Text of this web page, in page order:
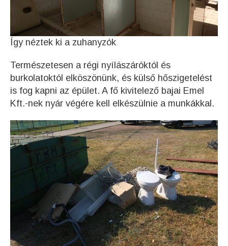
Így néztek ki a zuhanyzók
Természetesen a régi nyílászáróktól és
burkolatoktól elköszönünk, és külső hőszigetelést
is fog kapni az épület. A fő kivitelező bajai Emel
Kft.-nek nyár végére kell elkészülnie a munkákkal.